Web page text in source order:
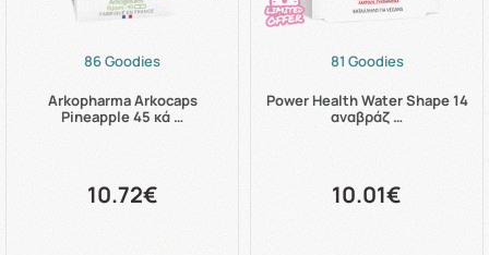
86 Goodies
Arkopharma Arkocaps
Pineapple 45 κά …
10.72€
81 Goodies
Power Health Water Shape 14
αναβράζ …
10.01€